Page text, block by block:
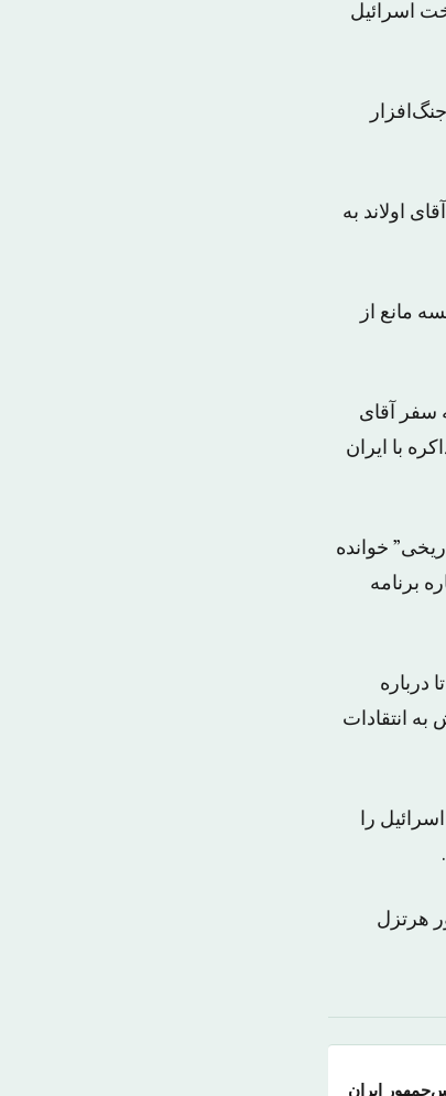
اسرائیل
آقای اولاند به
مانع از
سفر آقای
با ایران
خوانده
برنامه
درباره
به انتقادات
را
هرتزل
ایران